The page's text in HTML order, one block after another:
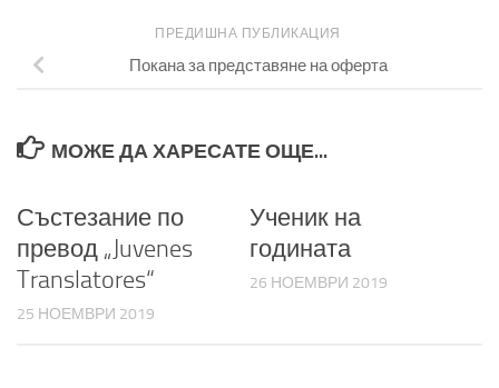
ПРЕДИШНА ПУБЛИКАЦИЯ
Покана за представяне на оферта
МОЖЕ ДА ХАРЕСАТЕ ОЩЕ...
Състезание по
превод „Juvenes
Translatores“
25 НОЕМВРИ 2019
Ученик на
годината
26 НОЕМВРИ 2019